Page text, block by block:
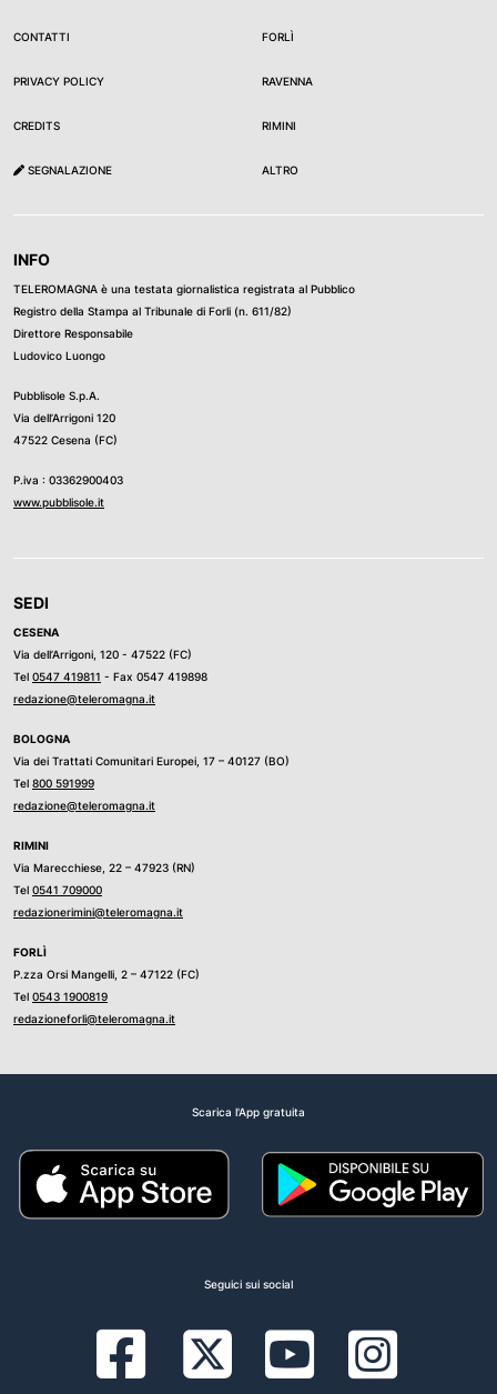
CONTATTI
PRIVACY POLICY
CREDITS
SEGNALAZIONE
FORLÌ
RAVENNA
RIMINI
ALTRO
INFO
TELEROMAGNA è una testata giornalistica registrata al Pubblico
Registro della Stampa al Tribunale di Forli (n. 611/82)
Direttore Responsabile
Ludovico Luongo
Pubblisole S.p.A.
Via dell’Arrigoni 120
47522 Cesena (FC)
P.iva : 03362900403
www.pubblisole.it
SEDI
CESENA
Via dell’Arrigoni, 120 - 47522 (FC)
Tel 0547 419811 - Fax 0547 419898
redazione@teleromagna.it
BOLOGNA
Via dei Trattati Comunitari Europei, 17 – 40127 (BO)
Tel 800 591999
redazione@teleromagna.it
RIMINI
Via Marecchiese, 22 – 47923 (RN)
Tel 0541 709000
redazionerimini@teleromagna.it
FORLÌ
P.zza Orsi Mangelli, 2 – 47122 (FC)
Tel 0543 1900819
redazioneforli@teleromagna.it
Scarica l'App gratuita
Seguici sui social